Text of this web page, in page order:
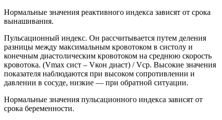
Нормальные значения реактивного индекса зависят от срока
вынашивания.
Пульсационный индекс. Он рассчитывается путем деления
разницы между максимальным кровотоком в систолу и
конечным диастолическим кровотоком на среднюю скорость
кровотока. (Vmax сист – Vкон диаст) / Vср. Высокие значения
показателя наблюдаются при высоком сопротивлении и
давлении в сосуде, низкие — при обратной ситуации.
Нормальные значения пульсационного индекса зависят от
срока беременности.